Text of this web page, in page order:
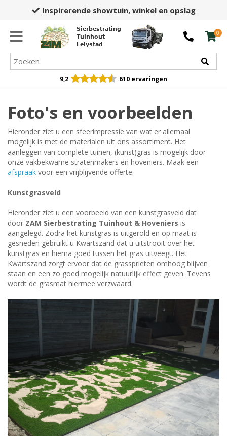
Inspirerende showtuin,winkel en opslag
Sierbestrating
Tuinhout
Lelystad
0
9,2 610 ervaringen
Foto's en voorbeelden
Hieronder ziet u een sfeerimpressie van wat er allemaal
mogelijk is met de materialen uit ons assortiment. Het
aanleggen van complete tuinen, (kunst)gras is mogelijk door
onze vakbekwame stratenmakers en hoveniers. Maak een
afspraak voor een vrijblijvende offerte.
Kunstgrasveld
Hieronder ziet u een voorbeeld van een kunstgrasveld dat
door ZAM Sierbestrating Tuinhout & Hoveniers is
aangelegd. Zodra het kunstgras is uitgerold en op maat is
gesneden gebruikt u Kwartszand dat u uitstrooit over het
kunstgras en hierna goed tussen het gras uitveegt. Het
Kwartszand zorgt ervoor dat de grassprieten omhoog blijven
staan en een zo goed mogelijk natuurlijk effect geven. Tevens
wordt de grasmat hiermee verzwaard.